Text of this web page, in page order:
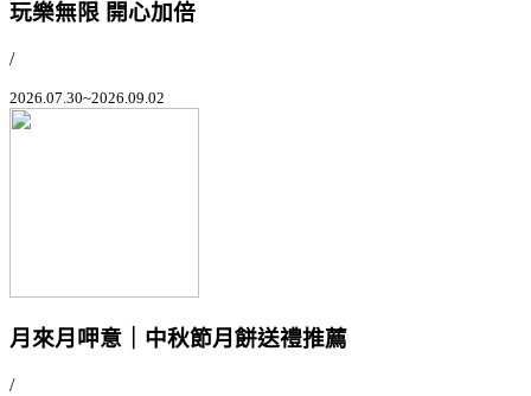
玩樂無限 開心加倍
/
2026.07.30~2026.09.02
月來月呷意｜中秋節月餅送禮推薦
/